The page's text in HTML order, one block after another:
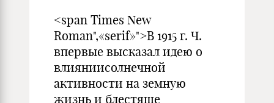
<span Times New
Roman",«serif»">В 1915 г. Ч.
впервые высказал идею о
влияниисолнечной
активности на земную
жизнь и блестяще